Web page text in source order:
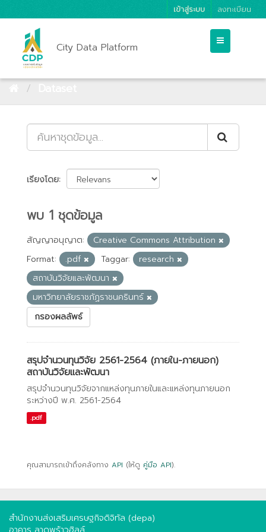
เข้าสู่ระบบ ลงทะเบียน
City Data Platform
เรียงโดย
พบ 1 ชุดข้อมูล
สัญญาอนุญาต:
Creative Commons Attribution
Format:
.pdf Taggar:
research
สถาบันวิจัยและพัฒนา
มหาวิทยาลัยราชภัฏราชนครินทร์
กรองผลลัพธ์
สรุปจำนวนทุนวิจัย 2561-2564 (ภายใน-ภายนอก)
สถาบันวิจัยและพัฒนา
สรุปจำนวนทุนวิจัยจากแหล่งทุนภายในและแหล่งทุนภายนอก
ระหว่างปี พ.ศ. 2561-2564
.pdf
คุณสามารถเข้าถึงคลังทาง API (ให้ดู คู่มือ API).
สำนักงานส่งเสริมเศรษฐกิจดิจิทัล (depa)